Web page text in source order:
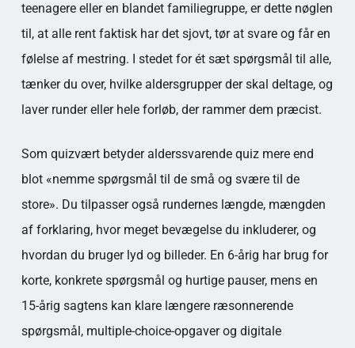
teenagere eller en blandet familiegruppe, er dette nøglen
til, at alle rent faktisk har det sjovt, tør at svare og får en
følelse af mestring. I stedet for ét sæt spørgsmål til alle,
tænker du over, hvilke aldersgrupper der skal deltage, og
laver runder eller hele forløb, der rammer dem præcist.
Som quizvært betyder alderssvarende quiz mere end
blot «nemme spørgsmål til de små og svære til de
store». Du tilpasser også rundernes længde, mængden
af forklaring, hvor meget bevægelse du inkluderer, og
hvordan du bruger lyd og billeder. En 6-årig har brug for
korte, konkrete spørgsmål og hurtige pauser, mens en
15-årig sagtens kan klare længere ræsonnerende
spørgsmål, multiple-choice-opgaver og digitale
ALDERSTILPASSET QUIZ I PUBBER, LAG OG
FORENINGER
ALDERSADAPTIV QUIZ UFORGLEMMELIG
Populære kategorier